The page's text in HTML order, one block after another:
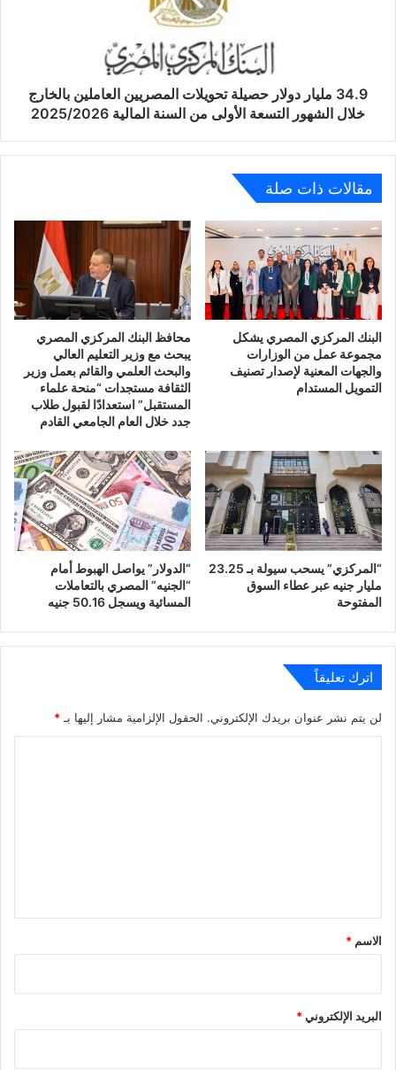
الشهور
التسعة
المالية
2025/2026
34.9 مليار دولار حصيلة تحويلات المصريين العاملين بالخارج
خلال الشهور التسعة الأولى من السنة المالية 2025/2026
مقالات ذات صلة
البنك المركزي المصري يشكل
مجموعة عمل من الوزارات
والجهات المعنية لإصدار تصنيف
التمويل المستدام
محافظ البنك المركزي المصري
يبحث مع وزير التعليم العالي
والبحث العلمي والقائم بعمل وزير
الثقافة مستجدات “منحة علماء
المستقبل” استعدادًا لقبول طلاب
جدد خلال العام الجامعي القادم
“المركزي” يسحب سيولة بـ 23.25
مليار جنيه عبر عطاء السوق
المفتوحة
“الدولار” يواصل الهبوط أمام
“الجنيه” المصري بالتعاملات
المسائية ويسجل 50.16 جنيه
اترك تعليقاً
لن يتم نشر عنوان بريدك الإلكتروني. الحقول الإلزامية مشار إليها بـ*
*
الاسم *
البريد الإلكتروني*